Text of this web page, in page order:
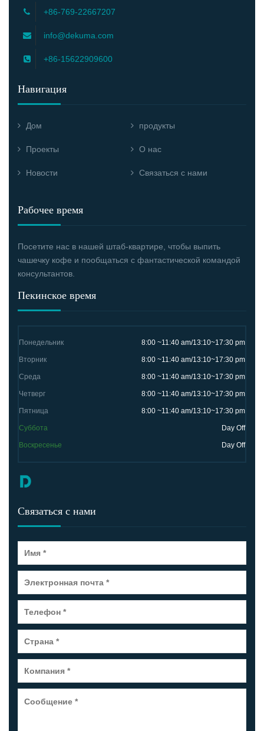
+86-769-22667207
info@dekuma.com
+86-15622909600
Навигация
Дом продукты
Проекты О нас
Новости Связаться с нами
Рабочее время
Посетите нас в нашей штаб-квартире, чтобы выпить
чашечку кофе и пообщаться с фантастической командой
консультантов.
Пекинское время
Понедельник 8:00 ~11:40 am/13:10~17:30 pm
Вторник 8:00 ~11:40 am/13:10~17:30 pm
Среда 8:00 ~11:40 am/13:10~17:30 pm
Четверг 8:00 ~11:40 am/13:10~17:30 pm
Пятница 8:00 ~11:40 am/13:10~17:30 pm
Суббота Day Off
Воскресенье Day Off
Связаться с нами